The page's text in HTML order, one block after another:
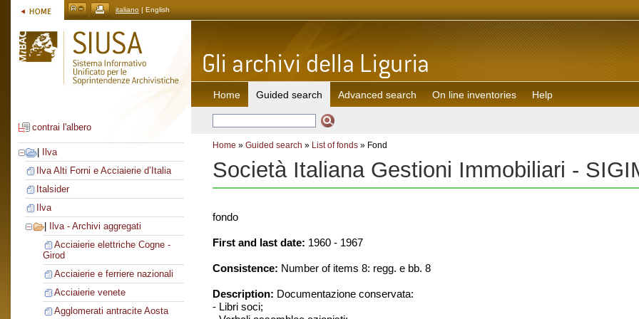
italiano | English
contrai l'albero
Ilva
Ilva Alti Forni e Acciaierie d’Italia
Italsider
Ilva
Ilva - Archivi aggregati
Acciaierie elettriche Cogne -
Girod
Acciaierie e ferriere nazionali
Acciaierie venete
Agglomerati antracite Aosta
Home Guided search Advanced search On line inventories Help
Home » Guided search » List of fonds » Fond
Società Italiana Gestioni Immobiliari -
fondo
First and last date: 1960 - 1967
Consistence: Number of items 8: regg. e bb. 8
Description: Documentazione conservata:
- Libri soci;